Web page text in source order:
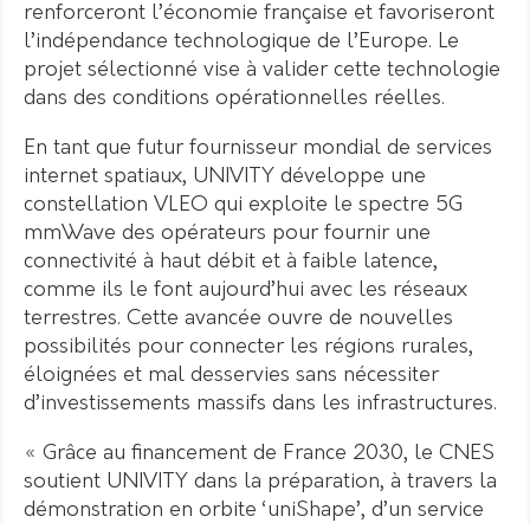
renforceront l’économie française et favoriseront
l’indépendance technologique de l’Europe. Le
projet sélectionné vise à valider cette technologie
dans des conditions opérationnelles réelles.
En tant que futur fournisseur mondial de services
internet spatiaux, UNIVITY développe une
constellation VLEO qui exploite le spectre 5G
mmWave des opérateurs pour fournir une
connectivité à haut débit et à faible latence,
comme ils le font aujourd’hui avec les réseaux
terrestres. Cette avancée ouvre de nouvelles
possibilités pour connecter les régions rurales,
éloignées et mal desservies sans nécessiter
d’investissements massifs dans les infrastructures.
« Grâce au financement de France 2030, le CNES
soutient UNIVITY dans la préparation, à travers la
démonstration en orbite ‘uniShape’, d’un service